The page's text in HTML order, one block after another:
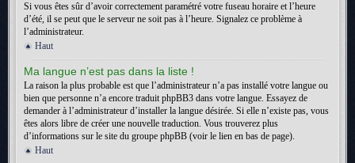
Si vous êtes sûr d’avoir correctement paramétré votre fuseau horaire et l’heure
d’été, il se peut que le serveur ne soit pas à l’heure. Signalez ce problème à
l’administrateur.
Haut
Ma langue n’est pas dans la liste !
La raison la plus probable est que l’administrateur n’a pas installé votre langue ou
bien que personne n’a encore traduit phpBB3 dans votre langue. Essayez de
demander à l’administrateur d’installer la langue désirée. Si elle n’existe pas, vous
êtes alors libre de créer une nouvelle traduction. Vous trouverez plus
d’informations sur le site du groupe phpBB (voir le lien en bas de page).
Haut